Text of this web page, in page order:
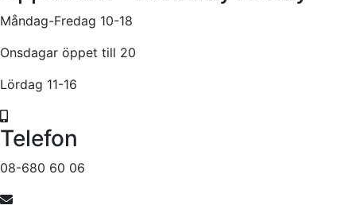
Måndag-Fredag 10-18
Onsdagar öppet till 20
Lördag 11-16
Telefon
08-680 60 06